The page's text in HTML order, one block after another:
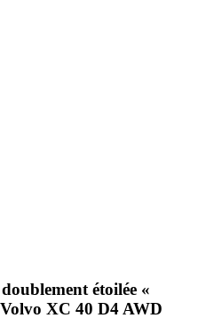
étoilée «
XC 40 D4 AWD